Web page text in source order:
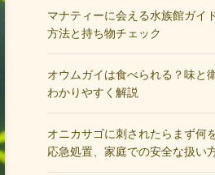
マナティーに会える水族館ガイ
方法と持ち物チェック
オウムガイは食べられる？味と
わかりやすく解説
オニカサゴに刺されたらまず何
応急処置、家庭での安全な扱い